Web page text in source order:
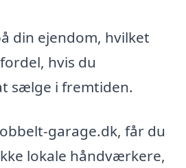
din ejendom, hvilket
hvis du
sælge i fremtiden.
garage.dk, får du
lokale håndværkere,